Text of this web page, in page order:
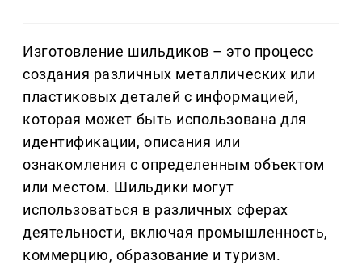
Изготовление шильдиков – это процесс
создания различных металлических или
пластиковых деталей с информацией,
которая может быть использована для
идентификации, описания или
ознакомления с определенным объектом
или местом. Шильдики могут
использоваться в различных сферах
деятельности, включая промышленность,
коммерцию, образование и туризм.